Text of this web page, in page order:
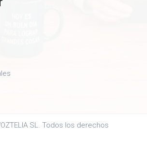
SL. Todos los derechos